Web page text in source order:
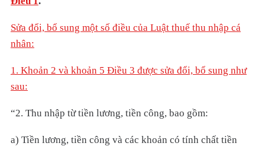
Sửa đổi, bổ sung một số điều của Luật thuế thu nhập cá
nhân:
1. Khoản 2 và khoản 5 Điều 3 được sửa đổi, bổ sung như
sau:
“2. Thu nhập từ tiền lương, tiền công, bao gồm:
a) Tiền lương, tiền công và các khoản có tính chất tiền